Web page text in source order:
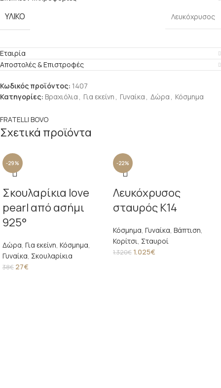
ΥΛΙΚΌ Λευκόχρυσος
Εταιρία
Αποστολές & Επιστροφές
Κωδικός προϊόντος: 1407
Κατηγορίες: Βραχιόλια , Για εκείνη , Γυναίκα , Δώρα , Κόσμημα
FRATELLI BOVO
Σχετικά προϊόντα
-29%
Σκουλαρίκια love
pearl από ασήμι
925°
Δώρα, Για εκείνη, Κόσμημα,
Γυναίκα, Σκουλαρίκια
38€ 27€
-22%
Λευκόχρυσος
σταυρός Κ14
Κόσμημα, Γυναίκα, Βάπτιση,
Κορίτσι, Σταυροί
1.320€ 1.025€